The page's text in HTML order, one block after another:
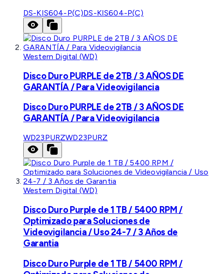
DS-KIS604-P(C)DS-KIS604-P(C)
Western Digital (WD)
Disco Duro PURPLE de 2TB / 3 AÑOS DE
GARANTÍA / Para Videovigilancia
Disco Duro PURPLE de 2TB / 3 AÑOS DE
GARANTÍA / Para Videovigilancia
WD23PURZWD23PURZ
Western Digital (WD)
Disco Duro Purple de 1 TB / 5400 RPM /
Optimizado para Soluciones de
Videovigilancia / Uso 24-7 / 3 Años de
Garantia
Disco Duro Purple de 1 TB / 5400 RPM /